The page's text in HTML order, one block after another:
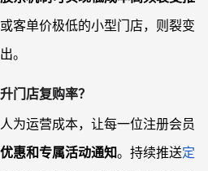
客单价极低的小型门店，则裂变
。
门店复购率？
为运营成本，让每一位注册会员
惠和专属活动通知。持续推送定